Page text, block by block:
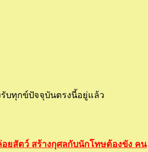
บทุกข์ปัจจุบันตรงนี้อยู่แล้ว
อยสัตว์ สร้างกุศลกับนักโทษต้องขัง คน